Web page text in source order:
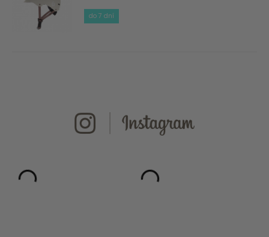
do 7 dní